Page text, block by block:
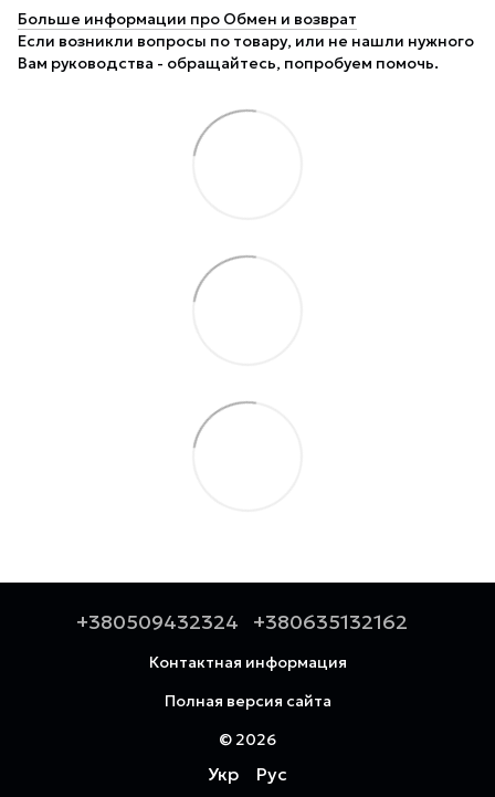
Больше информации про Обмен и возврат
Если возникли вопросы по товару, или не нашли нужного
Вам руководства - обращайтесь, попробуем помочь.
+380509432324 +380635132162
Контактная информация
Полная версия сайта
© 2026
Укр Рус